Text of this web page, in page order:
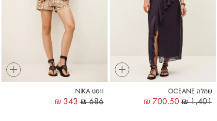
+
שמלה OCEANE
₪1,401
₪ 700.50
+
ווסט NIKA
₪686
₪ 343